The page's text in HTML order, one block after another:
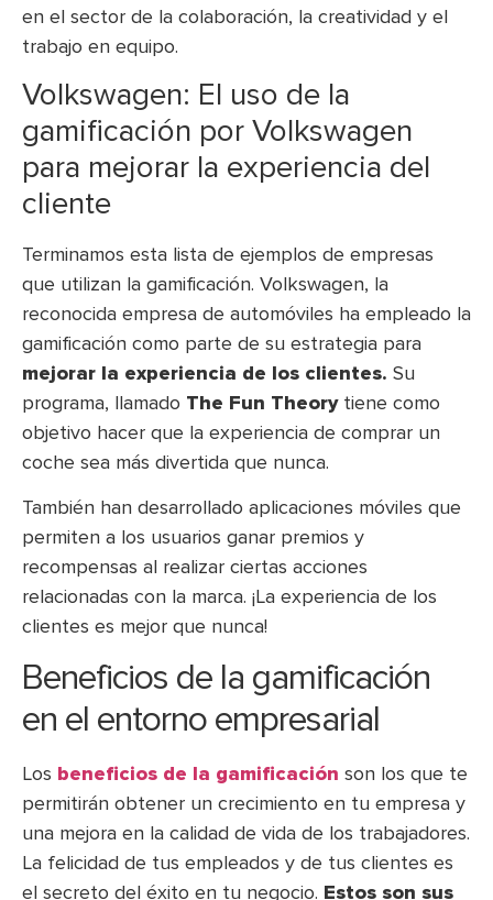
en el sector de la colaboración, la creatividad y el
trabajo en equipo.
Volkswagen: El uso de la
gamificación por Volkswagen
para mejorar la experiencia del
cliente
Terminamos esta lista de ejemplos de empresas
que utilizan la gamificación. Volkswagen, la
reconocida empresa de automóviles ha empleado la
gamificación como parte de su estrategia para
mejorar la experiencia de los clientes. Su
programa, llamado The Fun Theory tiene como
objetivo hacer que la experiencia de comprar un
coche sea más divertida que nunca.
También han desarrollado aplicaciones móviles que
permiten a los usuarios ganar premios y
recompensas al realizar ciertas acciones
relacionadas con la marca. ¡La experiencia de los
clientes es mejor que nunca!
Beneficios de la gamificación
en el entorno empresarial
Los beneficios de la gamificación son los que te
permitirán obtener un crecimiento en tu empresa y
una mejora en la calidad de vida de los trabajadores.
La felicidad de tus empleados y de tus clientes es
el secreto del éxito en tu negocio. Estos son sus